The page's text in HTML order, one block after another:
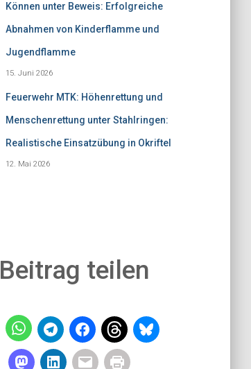
Können unter Beweis: Erfolgreiche
Abnahmen von Kinderflamme und
Jugendflamme
15. Juni 2026
Feuerwehr MTK: Höhenrettung und
Menschenrettung unter Stahlringen:
Realistische Einsatzübung in Okriftel
12. Mai 2026
Beitrag teilen